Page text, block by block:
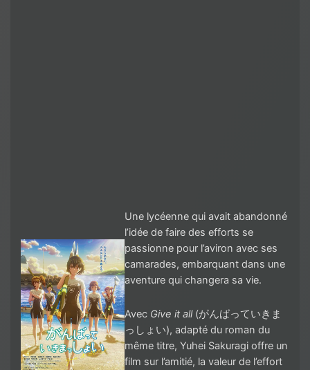
Une lycéenne qui avait abandonné
l’idée de faire des efforts se
passionne pour l’aviron avec ses
camarades, embarquant dans une
aventure qui changera sa vie.
Avec Give it all(がんばっていきま
っしょい), adapté du roman du
même titre, Yuhei Sakuragi offre un
film sur l’amitié, la valeur de l’effort